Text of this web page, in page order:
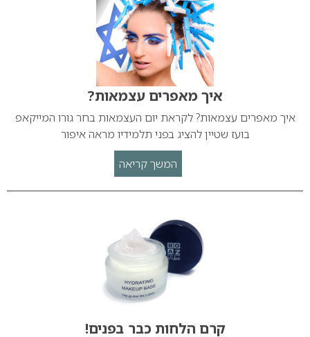
איך מאפרים עצמאות?
איך מאפרים עצמאות? לקראת יום העצמאות בחר גורו המייקאפ
בועז שטיין להציג בפני תלמידיו מראה איפור
המשך קריאה
קרם הלחות כבר בפנים!